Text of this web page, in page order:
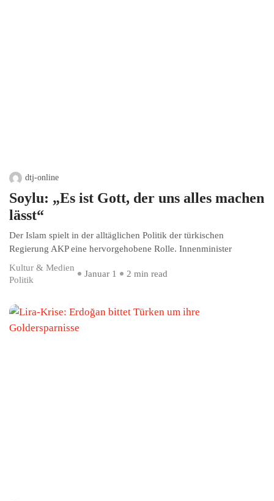
dtj-online
Soylu: „Es ist Gott, der uns alles machen
lässt“
Der Islam spielt in der alltäglichen Politik der türkischen
Regierung AKP eine hervorgehobene Rolle. Innenminister
Kultur & Medien
Politik
Januar 1 2 min read